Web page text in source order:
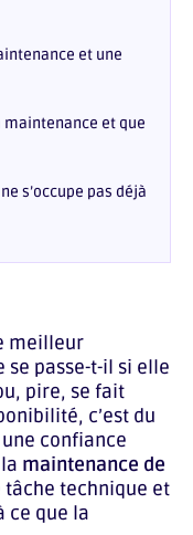
et une
maintenance et que
s’occupe pas déjà
meilleur
se passe-t-il si elle
pire, se fait
c’est du
confiance
maintenance de
tâche technique et
ce que la